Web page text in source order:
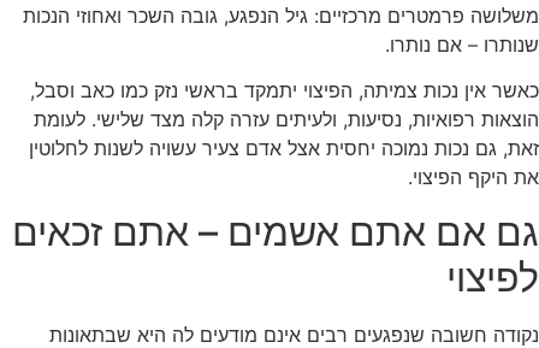
משלושה פרמטרים מרכזיים: גיל הנפגע, גובה השכר ואחוזי הנכות
שנותרו – אם נותרו.
כאשר אין נכות צמיתה, הפיצוי יתמקד בראשי נזק כמו כאב וסבל,
הוצאות רפואיות, נסיעות, ולעיתים עזרה קלה מצד שלישי. לעומת
זאת, גם נכות נמוכה יחסית אצל אדם צעיר עשויה לשנות לחלוטין
את היקף הפיצוי.
גם אם אתם אשמים – אתם זכאים
לפיצוי
נקודה חשובה שנפגעים רבים אינם מודעים לה היא שבתאונות